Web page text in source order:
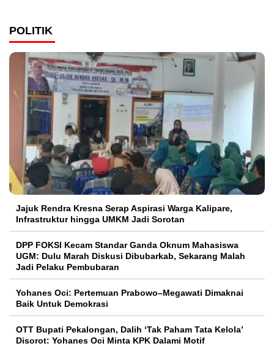
POLITIK
Jajuk Rendra Kresna Serap Aspirasi Warga Kalipare,
Infrastruktur hingga UMKM Jadi Sorotan
DPP FOKSI Kecam Standar Ganda Oknum Mahasiswa
UGM: Dulu Marah Diskusi Dibubarkab, Sekarang Malah
Jadi Pelaku Pembubaran
Yohanes Oci: Pertemuan Prabowo–Megawati Dimaknai
Baik Untuk Demokrasi
OTT Bupati Pekalongan, Dalih ‘Tak Paham Tata Kelola’
Disorot: Yohanes Oci Minta KPK Dalami Motif